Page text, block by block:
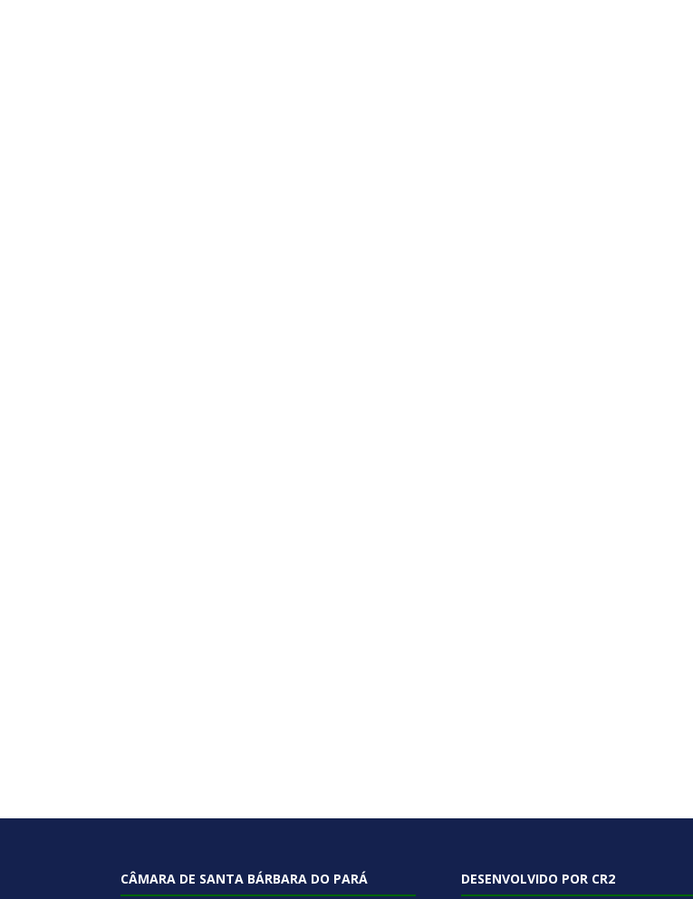
CÂMARA DE SANTA BÁRBARA DO PARÁ DESENVOLVIDO POR CR2